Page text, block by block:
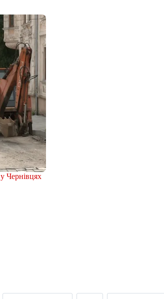
Чернівцях